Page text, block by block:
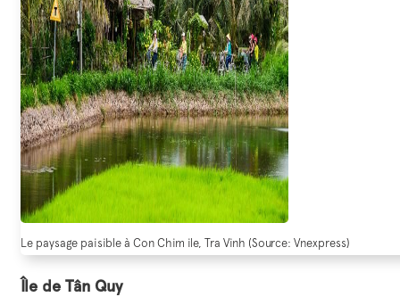
Le paysage paisible à Con Chim ile, Tra Vinh (Source: Vnexpress)
Île de Tân Quy